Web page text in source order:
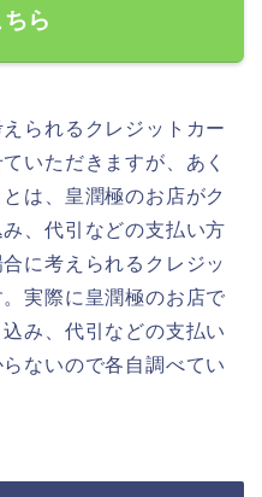
ら
られるクレジットカー
いただきますが、あく
は、皇潤極のお店がク
、代引などの支払い方
に考えられるクレジッ
実際に皇潤極のお店で
み、代引などの支払い
ないので各自調べてい